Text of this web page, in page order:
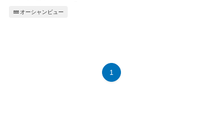
water オーシャンビュー
1